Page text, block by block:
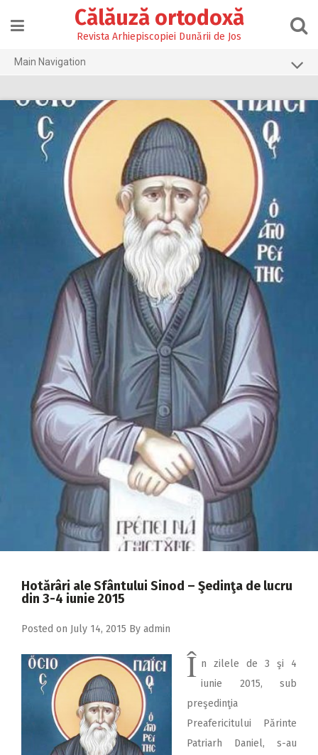
content
Călăuză ortodoxă
Revista Arhiepiscopiei Dunării de Jos
Main Navigation
2026
2015
2014
2013
Hotărâri ale Sfântului Sinod – Şedinţa de lucru
din 3-4 iunie 2015
Posted on July 14, 2015 By admin
Î n zilele de 3 şi 4
iunie 2015, sub
preşedinţia
Preafericitului Părinte
Patriarh Daniel, s-au